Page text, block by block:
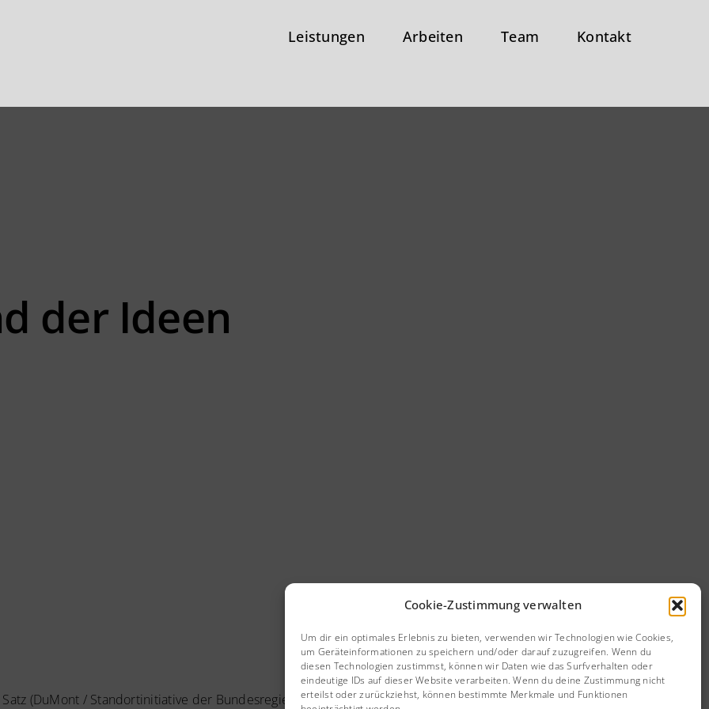
Cookie-Zustimmung verwalten
Um dir ein optimales Erlebnis zu bieten, verwenden wir Technologien wie Cookies,
um Geräteinformationen zu speichern und/oder darauf zuzugreifen. Wenn du
diesen Technologien zustimmst, können wir Daten wie das Surfverhalten oder
eindeutige IDs auf dieser Website verarbeiten. Wenn du deine Zustimmung nicht
erteilst oder zurückziehst, können bestimmte Merkmale und Funktionen
Leistungen Arbeiten Team Kontakt
der Ideen
(DuMont / Standortinitiative der Bundesregierung)
Project Details
Categories: Bildbände | Sachbücher